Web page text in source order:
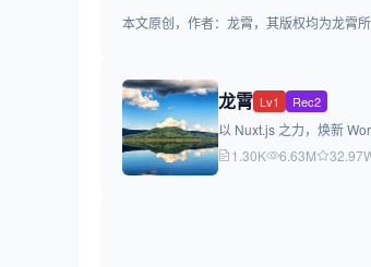
本文原创，作者：龙霄，其版权均为龙霄
龙霄 Lv1 Rec2
以 Nuxt.js 之力，焕新
1.30K
6.63M